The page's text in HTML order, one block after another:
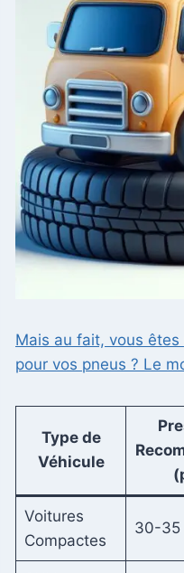
Mais au fait, vous
pour vos pneus ? Le
Type de
Véhicule
Voitures
Compactes
30-35